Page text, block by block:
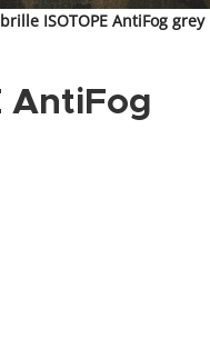
ISOTOPE AntiFog grey
AntiFog